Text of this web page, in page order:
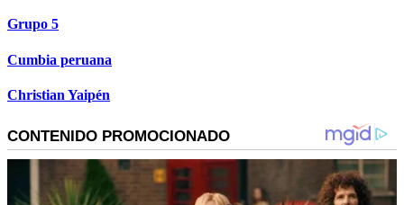
Grupo 5
Cumbia peruana
Christian Yaipén